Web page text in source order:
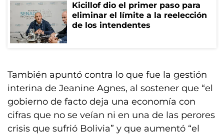
Kicillof dio el primer paso para
eliminar el límite a la reelección
de los intendentes
También apuntó contra lo que fue la gestión
interina de Jeanine Agnes, al sostener que “el
gobierno de facto deja una economía con
cifras que no se veían ni en una de las perores
crisis que sufrió Bolivia” y que aumentó “el